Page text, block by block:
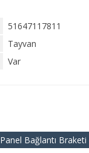
51647117811
Tayvan
Var
Panel Bağlantı